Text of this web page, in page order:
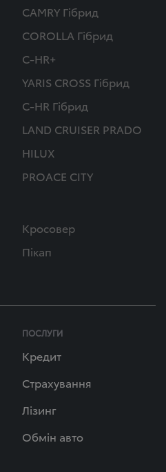
CAMRY Гібрид
COROLLA Гібрид
C-HR+
YARIS CROSS Гібрид
C-HR Гібрид
LAND CRUISER PRADO
HILUX
PROACE CITY
Кросовер
Пікап
ПОСЛУГИ
Кредит
Страхування
Лізинг
Обмін авто